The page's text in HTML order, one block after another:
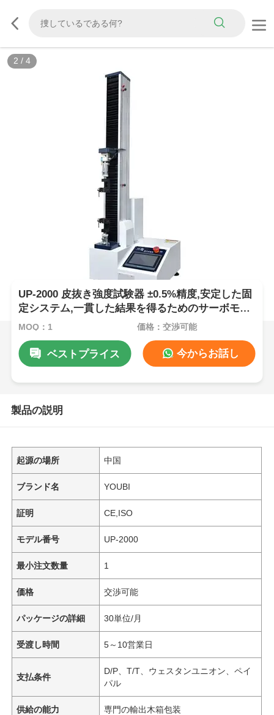
3 / 4
UP-2000 皮抜き強度試験器 ±0.5%精度,安定した固
定システム,一貫した結果を得るためのサーボモー
ター駆動
MOQ：1 価格：交渉可能
ベストプライス 今からお話し
製品の説明
起源の場所 中国
ブランド名 YOUBI
証明 CE,ISO
モデル番号 UP-2000
最小注文数量 1
価格 交渉可能
パッケージの詳細 30単位/月
受渡し時間 5～10営業日
支払条件
D/P、T/T、ウェスタンユニオン、ペイ
パル
供給の能力 専門の輸出木箱包装